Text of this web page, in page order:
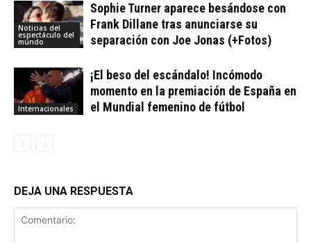
Noticias del
espectáculo del
mundo
Sophie Turner aparece besándose con
Frank Dillane tras anunciarse su
separación con Joe Jonas (+Fotos)
Internacionales
¡El beso del escándalo! Incómodo
momento en la premiación de España en
el Mundial femenino de fútbol
DEJA UNA RESPUESTA